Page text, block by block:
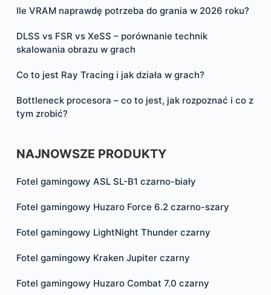
Ile VRAM naprawdę potrzeba do grania w 2026 roku?
DLSS vs FSR vs XeSS – porównanie technik
skalowania obrazu w grach
Co to jest Ray Tracing i jak działa w grach?
Bottleneck procesora – co to jest, jak rozpoznać i co z
tym zrobić?
NAJNOWSZE PRODUKTY
Fotel gamingowy ASL SL-B1 czarno-biały
Fotel gamingowy Huzaro Force 6.2 czarno-szary
Fotel gamingowy LightNight Thunder czarny
Fotel gamingowy Kraken Jupiter czarny
Fotel gamingowy Huzaro Combat 7.0 czarny